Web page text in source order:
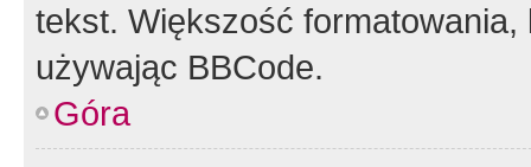
tekst. Większość
używając BBCode.
Góra